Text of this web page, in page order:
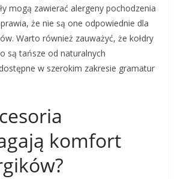
mogą zawierać alergeny pochodzenia
że nie są one odpowiednie dla
Warto również zauważyć, że kołdry
są tańsze od naturalnych
w szerokim zakresie gramatur
komfort